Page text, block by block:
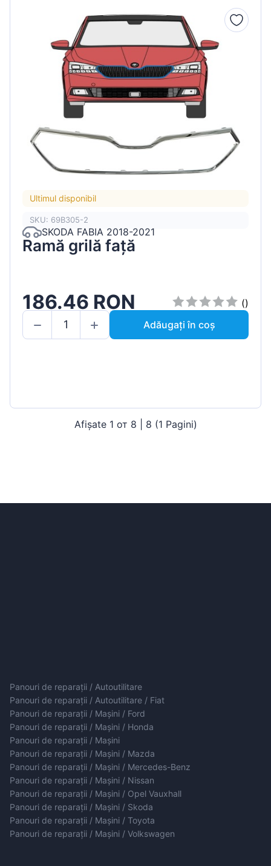
Ultimul disponibil
SKU: 69B305-2
SKODA FABIA 2018-2021
Ramă grilă față
186.46 RON
()
Adăugați în coș
Afișate 1 от 8 | 8 (1 Pagini)
Panouri de reparații / Autoutilitare
Panouri de reparații / Autoutilitare / Fiat
Panouri de reparații / Mașini / Ford
Panouri de reparații / Mașini / Honda
Panouri de reparații / Mașini
Panouri de reparații / Mașini / Mazda
Panouri de reparații / Mașini / Mercedes-Benz
Panouri de reparații / Mașini / Nissan
Panouri de reparații / Mașini / Opel Vauxhall
Panouri de reparații / Mașini / Skoda
Panouri de reparații / Mașini / Toyota
Panouri de reparații / Mașini / Volkswagen